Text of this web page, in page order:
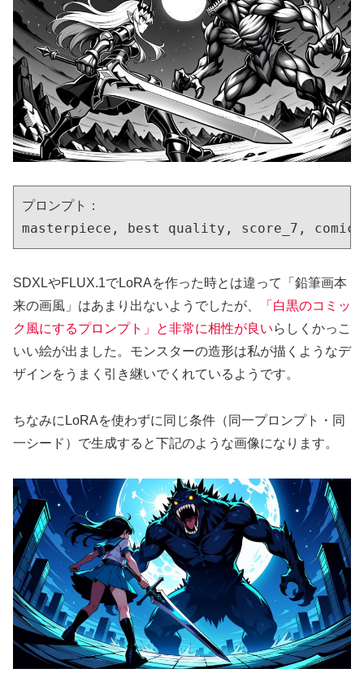
プロンプト：
masterpiece, best quality, score_7,
SDXLやFLUX.1でLoRAを作った時とは違って「鉛筆画本
来の画風」はあまり出ないようでしたが、
「白黒のコミッ
ク風にするプロンプト」と非常に相性が良いらしくかっこ
いい絵が出ました。モンスターの造形は私が描くようなデ
ザインをうまく引き継いでくれているようです。
ちなみにLoRAを使わずに同じ条件（同一プロンプト・同
一シード）で生成すると下記のような画像になります。